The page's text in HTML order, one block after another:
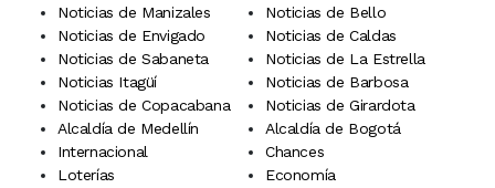
Noticias de Manizales
Noticias de Bello
Noticias de Envigado
Noticias de Caldas
Noticias de Sabaneta
Noticias de La Estrella
Noticias Itagüí
Noticias de Barbosa
Noticias de Copacabana
Noticias de Girardota
Alcaldía de Medellín
Alcaldía de Bogotá
Internacional
Chances
Loterías
Economía